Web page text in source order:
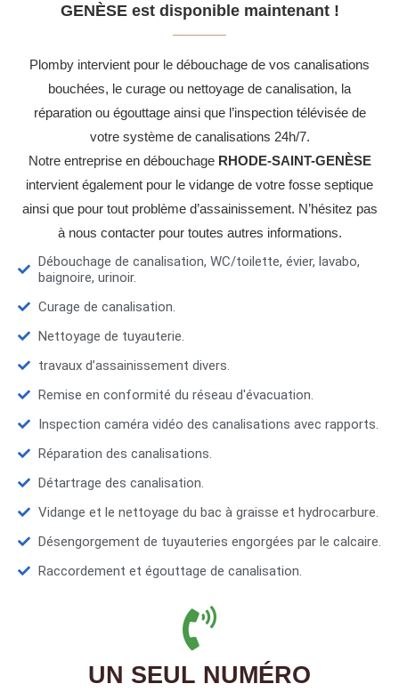
GENÈSE est disponible maintenant !
Plomby intervient pour le débouchage de vos canalisations
bouchées, le curage ou nettoyage de canalisation, la
réparation ou égouttage ainsi que l’inspection télévisée de
votre système de canalisations 24h/7.
Notre entreprise en débouchage RHODE-SAINT-GENÈSE
intervient également pour le vidange de votre fosse septique
ainsi que pour tout problème d’assainissement. N’hésitez pas
à nous contacter pour toutes autres informations.
Débouchage de canalisation, WC/toilette, évier, lavabo,
baignoire, urinoir.
Curage de canalisation.
Nettoyage de tuyauterie.
travaux d’assainissement divers.
Remise en conformité du réseau d'évacuation.
Inspection caméra vidéo des canalisations avec rapports.
Réparation des canalisations.
Détartrage des canalisation.
Vidange et le nettoyage du bac à graisse et hydrocarbure.
Désengorgement de tuyauteries engorgées par le calcaire.
Raccordement et égouttage de canalisation.
UN SEUL NUMÉRO